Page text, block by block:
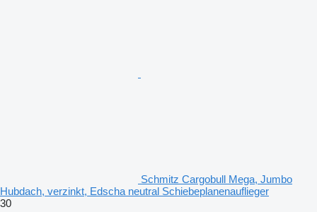
Schmitz Cargobull Mega, Jumbo
Hubdach, verzinkt, Edscha neutral Schiebeplanenauflieger
30